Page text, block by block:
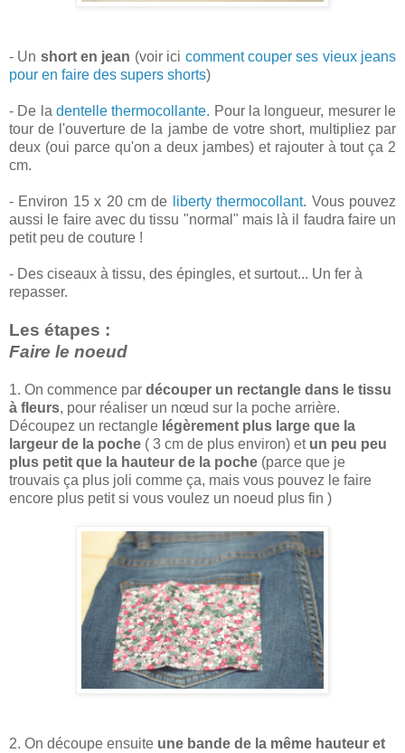
- Un short en jean (voir ici comment couper ses vieux jeans
pour en faire des supers shorts)
- De la dentelle thermocollante. Pour la longueur, mesurer le
tour de l'ouverture de la jambe de votre short, multipliez par
deux (oui parce qu'on a deux jambes) et rajouter à tout ça 2
cm.
- Environ 15 x 20 cm de liberty thermocollant. Vous pouvez
aussi le faire avec du tissu "normal" mais là il faudra faire un
petit peu de couture !
- Des ciseaux à tissu, des épingles, et surtout... Un fer à
repasser.
Les étapes :
Faire le noeud
1. On commence par découper un rectangle dans le tissu
à fleurs, pour réaliser un nœud sur la poche arrière.
Découpez un rectangle légèrement plus large que la
largeur de la poche ( 3 cm de plus environ) et un peu peu
plus petit que la hauteur de la poche (parce que je
trouvais ça plus joli comme ça, mais vous pouvez le faire
encore plus petit si vous voulez un noeud plus fin )
2. On découpe ensuite une bande de la même hauteur et